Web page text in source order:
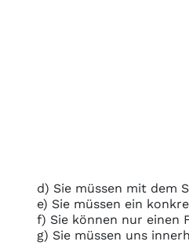
d) Sie müssen mit dem
e) Sie müssen ein
f) Sie können nur einen
g) Sie müssen uns